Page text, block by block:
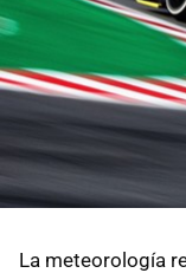
La meteorología